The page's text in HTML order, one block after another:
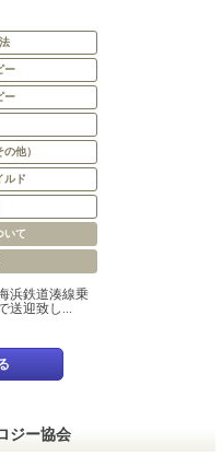
ー
ー
他）
ルド
いて
浜鉄道湊線乗
送迎致し...
ジー協会